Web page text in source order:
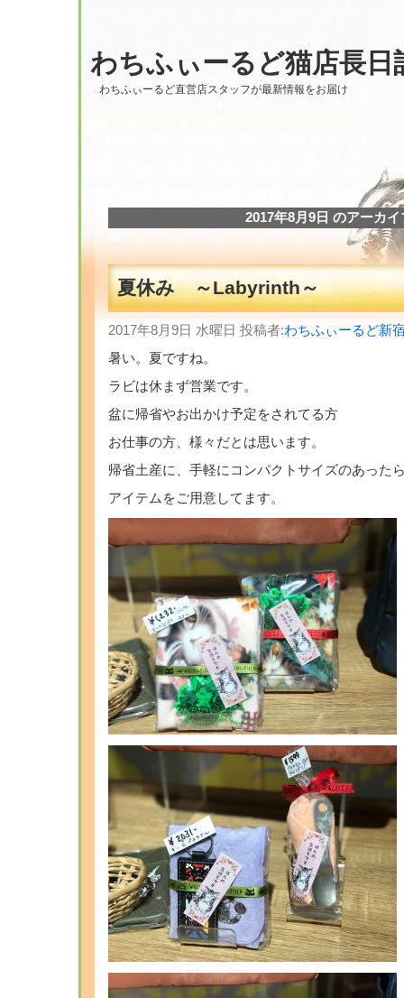
わちふぃーるど猫店長日
わちふぃーるど直営店スタッフが最新情報をお届け
2017年8月9日 のアーカイ
夏休み ～Labyrinth～
2017年8月9日 水曜日 投稿者:わちふぃーるど新
暑い。夏ですね。
ラビは休まず営業です。
盆に帰省やお出かけ予定をされてる方
お仕事の方、様々だとは思います。
帰省土産に、手軽にコンパクトサイズのあった
アイテムをご用意してます。